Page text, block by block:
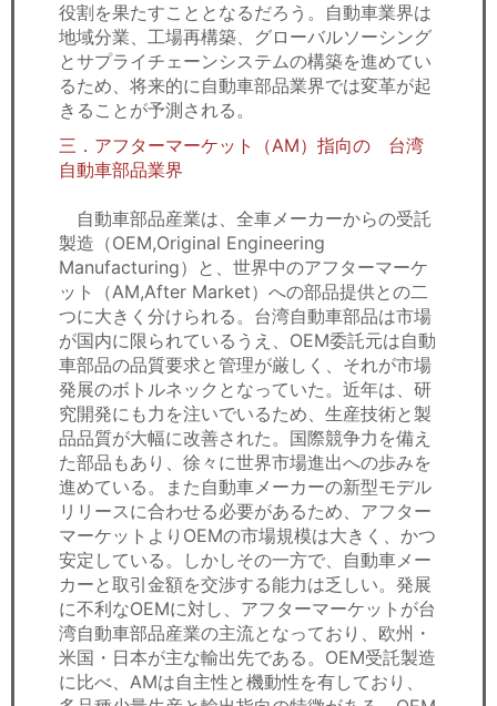
役割を果たすこととなるだろう。自動車業界は
地域分業、工場再構築、グローバルソーシング
とサプライチェーンシステムの構築を進めてい
るため、将来的に自動車部品業界では変革が起
きることが予測される。
三．アフターマーケット（AM）指向の 台湾
自動車部品業界
自動車部品産業は、全車メーカーからの受託
製造（OEM,Original Engineering
Manufacturing）と、世界中のアフターマーケ
ット（AM,After Market）への部品提供との二
つに大きく分けられる。台湾自動車部品は市場
が国内に限られているうえ、OEM委託元は自動
車部品の品質要求と管理が厳しく、それが市場
発展のボトルネックとなっていた。近年は、研
究開発にも力を注いでいるため、生産技術と製
品品質が大幅に改善された。国際競争力を備え
た部品もあり、徐々に世界市場進出への歩みを
進めている。また自動車メーカーの新型モデル
リリースに合わせる必要があるため、アフター
マーケットよりOEMの市場規模は大きく、かつ
安定している。しかしその一方で、自動車メー
カーと取引金額を交渉する能力は乏しい。発展
に不利なOEMに対し、アフターマーケットが台
湾自動車部品産業の主流となっており、欧州・
米国・日本が主な輸出先である。OEM受託製造
に比べ、AMは自主性と機動性を有しており、